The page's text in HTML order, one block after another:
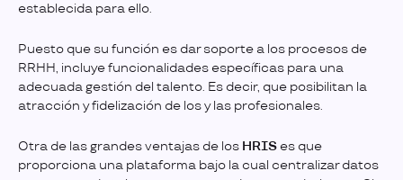
establecida para ello.
Puesto que su función es dar soporte a los procesos de
RRHH, incluye funcionalidades específicas para una
adecuada gestión del talento. Es decir, que posibilitan la
atracción y fidelización de los y las profesionales.
Otra de las grandes ventajas de los HRIS es que
proporciona una plataforma bajo la cual centralizar datos